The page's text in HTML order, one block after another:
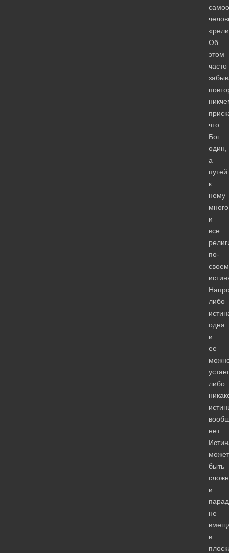
Об
этом
часто
что
Бог
один,
а
путей
к
нему
и
все
по-
либо
одна
и
ее
либо
нет.
может
быть
и
не
в